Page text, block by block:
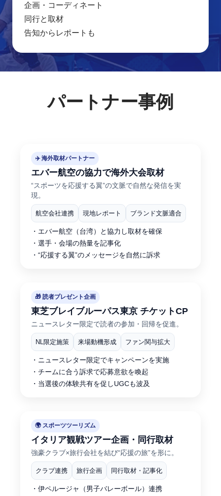
企画・コーディネート
同行と取材
告知からレポートも
パートナー事例
✈️ 海外取材パートナー
エバー航空の協力で海外大会取材
“スポーツを応援する翼”の文脈で自然な発信を実
現。
航空会社連携 現地レポート ブランド文脈適合
・エバー航空（台湾）と協力し取材を確保
・選手・会場の熱量を記事化
・“応援する翼”のメッセージを自然に訴求
🎁 読者プレゼント企画
東芝ブレイブルーパス東京 チケットCP
ニュースレター限定で読者の参加・回帰を促進。
NL限定施策 来場動機形成 ファン関与拡大
・ニュースレター限定でキャンペーンを実施
・チームに合う訴求で応募意欲を喚起
・当選後の体験共有を促しUGCも波及
🌍 スポーツツーリズム
イタリア観戦ツアー企画・同行取材
強豪クラブ×旅行会社を結び“応援の旅”を形に。
クラブ連携 旅行企画 同行取材・記事化
・伊ペルージャ（男子バレーボール）連携